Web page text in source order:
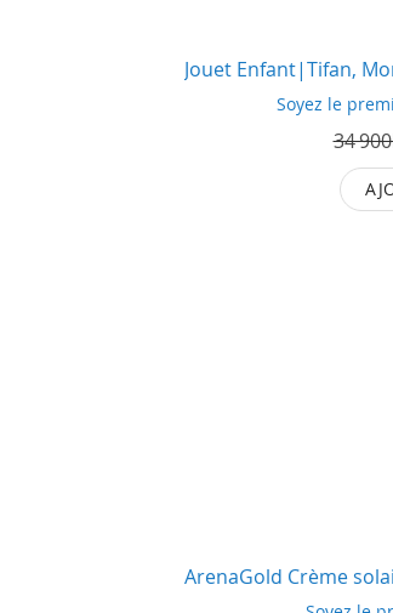
Jouet Enfant|Tifan,
Soyez le
34
ArenaGold Crème